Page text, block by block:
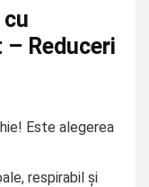
Reduceri
Este alegerea
respirabil și